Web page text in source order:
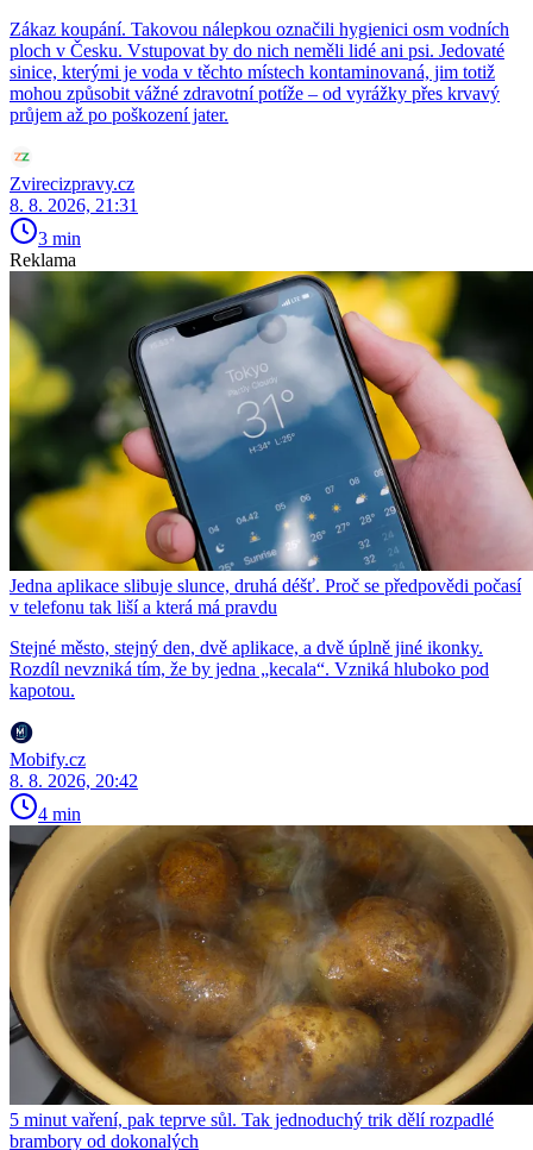
Zákaz koupání. Takovou nálepkou označili hygienici osm vodních
ploch v Česku. Vstupovat by do nich neměli lidé ani psi. Jedovaté
sinice, kterými je voda v těchto místech kontaminovaná, jim totiž
mohou způsobit vážné zdravotní potíže – od vyrážky přes krvavý
průjem až po poškození jater.
Zvirecizpravy.cz
8. 8. 2026, 21:31
3 min
Reklama
Jedna aplikace slibuje slunce, druhá déšť. Proč se předpovědi počasí
v telefonu tak liší a která má pravdu
Stejné město, stejný den, dvě aplikace, a dvě úplně jiné ikonky.
Rozdíl nevzniká tím, že by jedna „kecala“. Vzniká hluboko pod
kapotou.
Mobify.cz
8. 8. 2026, 20:42
4 min
5 minut vaření, pak teprve sůl. Tak jednoduchý trik dělí rozpadlé
brambory od dokonalých